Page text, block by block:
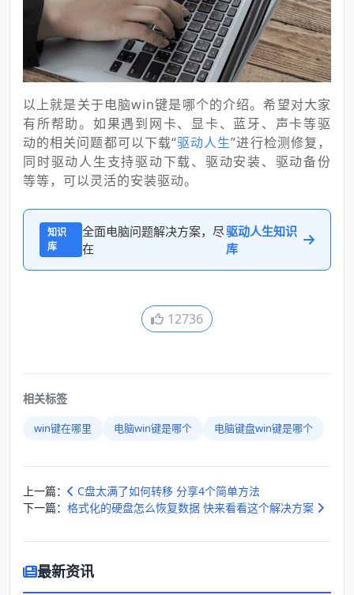
以上就是关于电脑win键是哪个的介绍。希望对大家
有所帮助。如果遇到网卡、显卡、蓝牙、声卡等驱
动的相关问题都可以下载“驱动人生”进行检测修复，
同时驱动人生支持驱动下载、驱动安装、驱动备份
等等，可以灵活的安装驱动。
知识
库
全面电脑问题解决方案，尽
在
驱动人生知识
库
12736
相关标签
win键在哪里 电脑win键是哪个 电脑键盘win键是哪个
上一篇：
C盘太满了如何转移 分享4个简单方法
下一篇： 格式化的硬盘怎么恢复数据 快来看看这个解决方案
最新资讯